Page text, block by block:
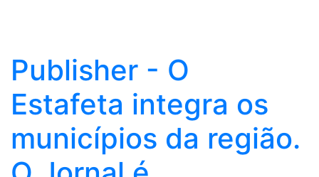
Publisher - O
Estafeta integra os
municípios da região.